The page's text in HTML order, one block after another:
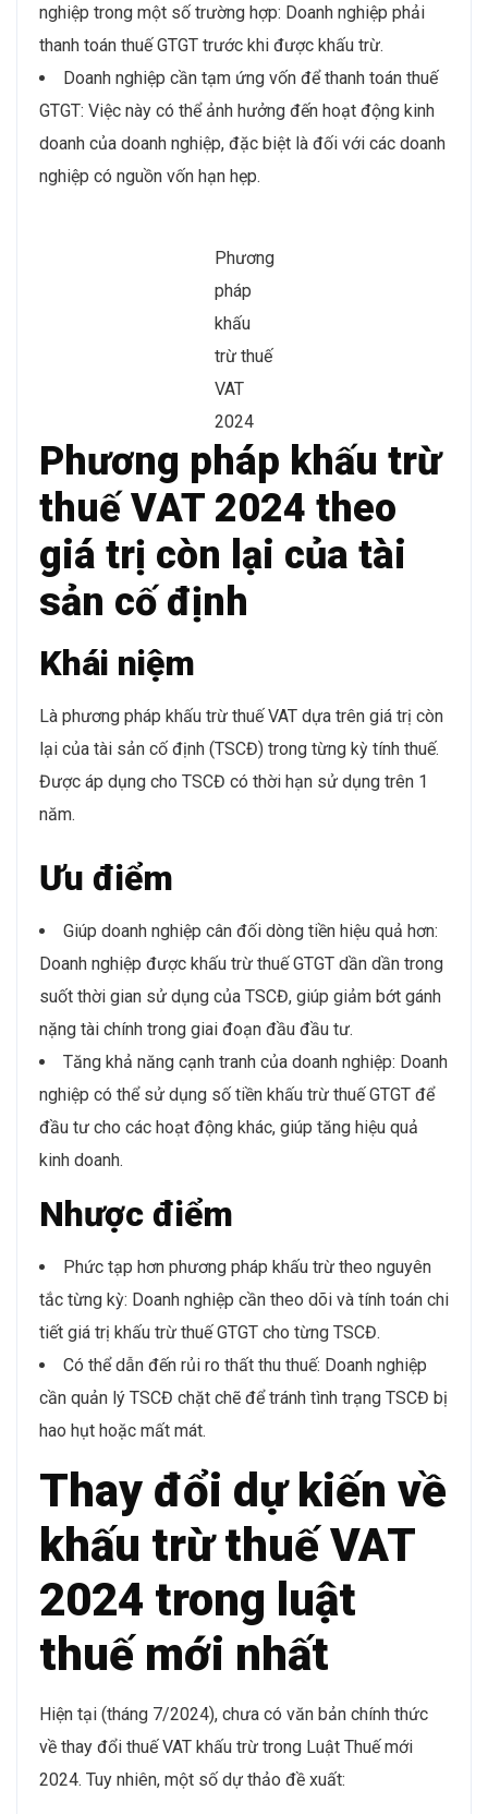
nghiệp trong một số trường hợp: Doanh nghiệp phải
thanh toán thuế GTGT trước khi được khấu trừ.
Doanh nghiệp cần tạm ứng vốn để thanh toán thuế
GTGT: Việc này có thể ảnh hưởng đến hoạt động kinh
doanh của doanh nghiệp, đặc biệt là đối với các doanh
nghiệp có nguồn vốn hạn hẹp.
Phương
pháp
khấu
trừ thuế
VAT
2024
Phương pháp khấu trừ
thuế VAT 2024 theo
giá trị còn lại của tài
sản cố định
Khái niệm
Là phương pháp khấu trừ thuế VAT dựa trên giá trị còn
lại của tài sản cố định (TSCĐ) trong từng kỳ tính thuế.
Được áp dụng cho TSCĐ có thời hạn sử dụng trên 1
năm.
Ưu điểm
Giúp doanh nghiệp cân đối dòng tiền hiệu quả hơn:
Doanh nghiệp được khấu trừ thuế GTGT dần dần trong
suốt thời gian sử dụng của TSCĐ, giúp giảm bớt gánh
nặng tài chính trong giai đoạn đầu đầu tư.
Tăng khả năng cạnh tranh của doanh nghiệp: Doanh
nghiệp có thể sử dụng số tiền khấu trừ thuế GTGT để
đầu tư cho các hoạt động khác, giúp tăng hiệu quả
kinh doanh.
Nhược điểm
Phức tạp hơn phương pháp khấu trừ theo nguyên
tắc từng kỳ: Doanh nghiệp cần theo dõi và tính toán chi
tiết giá trị khấu trừ thuế GTGT cho từng TSCĐ.
Có thể dẫn đến rủi ro thất thu thuế: Doanh nghiệp
cần quản lý TSCĐ chặt chẽ để tránh tình trạng TSCĐ bị
hao hụt hoặc mất mát.
Thay đổi dự kiến về
khấu trừ thuế VAT
2024 trong luật
thuế mới nhất
Hiện tại (tháng 7/2024), chưa có văn bản chính thức
về thay đổi thuế VAT khấu trừ trong Luật Thuế mới
2024. Tuy nhiên, một số dự thảo đề xuất: